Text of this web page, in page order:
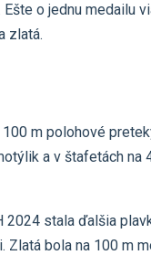
o jednu medailu
zlatá.
m polohové
a v štafetách na
2024 stala ďalšia
bola na 100 m